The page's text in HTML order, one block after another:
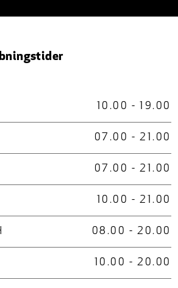
10.00 - 19.00
07.00 - 21.00
07.00 - 21.00
10.00 - 21.00
08.00 - 20.00
10.00 - 20.00